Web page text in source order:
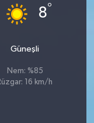
8°
Güneşli
Nem: %85
16 km/h